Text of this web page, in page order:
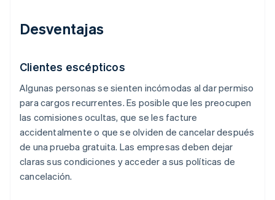
Desventajas
Clientes escépticos
Algunas personas se sienten incómodas al dar permiso
para cargos recurrentes. Es posible que les preocupen
las comisiones ocultas, que se les facture
accidentalmente o que se olviden de cancelar después
de una prueba gratuita. Las empresas deben dejar
claras sus condiciones y acceder a sus políticas de
cancelación.